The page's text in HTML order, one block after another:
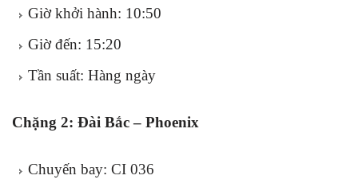
Giờ khởi hành: 10:50
Giờ đến: 15:20
Tần suất: Hàng ngày
Chặng 2: Đài Bắc – Phoenix
Chuyến bay: CI 036